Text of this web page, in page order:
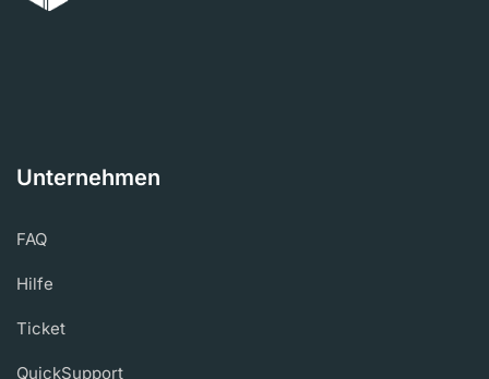
Unternehmen
FAQ
Hilfe
Ticket
QuickSupport